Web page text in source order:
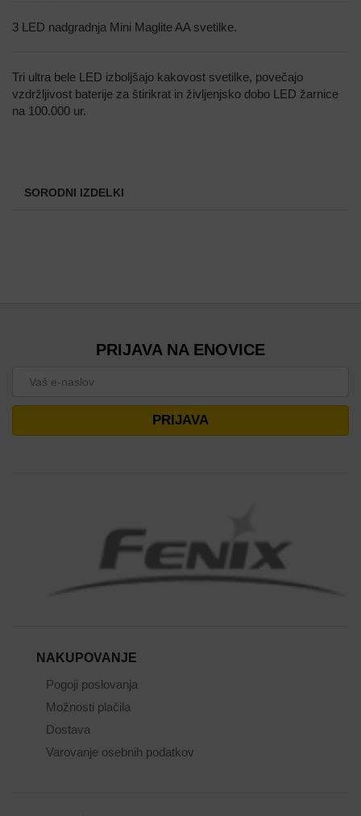
3 LED nadgradnja Mini Maglite AA svetilke.
Tri ultra bele LED izboljšajo kakovost svetilke, povečajo
vzdržljivost baterije za štirikrat in življenjsko dobo LED žarnice
na 100.000 ur.
SORODNI IZDELKI
PRIJAVA NA ENOVICE
PRIJAVA
NAKUPOVANJE
Pogoji poslovanja
Možnosti plačila
Dostava
Varovanje osebnih podatkov